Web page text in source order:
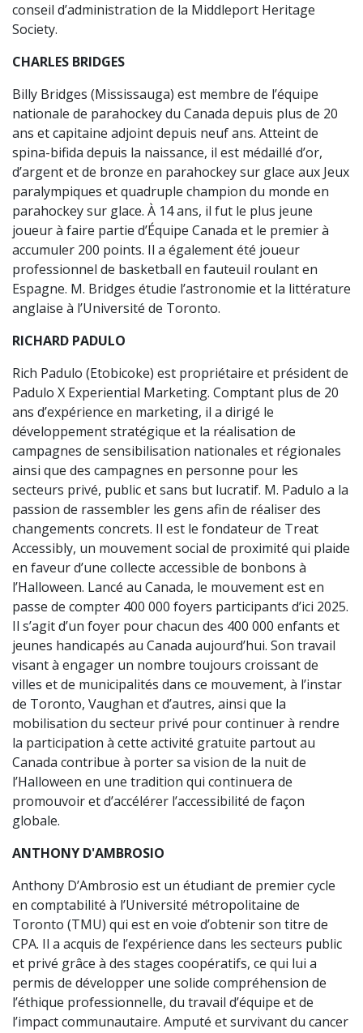
conseil d’administration de la Middleport Heritage
Society.
CHARLES BRIDGES
Billy Bridges (Mississauga) est membre de l’équipe
nationale de parahockey du Canada depuis plus de 20
ans et capitaine adjoint depuis neuf ans. Atteint de
spina-bifida depuis la naissance, il est médaillé d’or,
d’argent et de bronze en parahockey sur glace aux Jeux
paralympiques et quadruple champion du monde en
parahockey sur glace. À 14 ans, il fut le plus jeune
joueur à faire partie d’Équipe Canada et le premier à
accumuler 200 points. Il a également été joueur
professionnel de basketball en fauteuil roulant en
Espagne. M. Bridges étudie l’astronomie et la littérature
anglaise à l’Université de Toronto.
RICHARD PADULO
Rich Padulo (Etobicoke) est propriétaire et président de
Padulo X Experiential Marketing. Comptant plus de 20
ans d’expérience en marketing, il a dirigé le
développement stratégique et la réalisation de
campagnes de sensibilisation nationales et régionales
ainsi que des campagnes en personne pour les
secteurs privé, public et sans but lucratif. M. Padulo a la
passion de rassembler les gens afin de réaliser des
changements concrets. Il est le fondateur de Treat
Accessibly, un mouvement social de proximité qui plaide
en faveur d’une collecte accessible de bonbons à
l’Halloween. Lancé au Canada, le mouvement est en
passe de compter 400 000 foyers participants d’ici 2025.
Il s’agit d’un foyer pour chacun des 400 000 enfants et
jeunes handicapés au Canada aujourd’hui. Son travail
visant à engager un nombre toujours croissant de
villes et de municipalités dans ce mouvement, à l’instar
de Toronto, Vaughan et d’autres, ainsi que la
mobilisation du secteur privé pour continuer à rendre
la participation à cette activité gratuite partout au
Canada contribue à porter sa vision de la nuit de
l’Halloween en une tradition qui continuera de
promouvoir et d’accélérer l’accessibilité de façon
globale.
ANTHONY D'AMBROSIO
Anthony D’Ambrosio est un étudiant de premier cycle
en comptabilité à l’Université métropolitaine de
Toronto (TMU) qui est en voie d’obtenir son titre de
CPA. Il a acquis de l’expérience dans les secteurs public
et privé grâce à des stages coopératifs, ce qui lui a
permis de développer une solide compréhension de
l’éthique professionnelle, du travail d’équipe et de
l’impact communautaire. Amputé et survivant du cancer